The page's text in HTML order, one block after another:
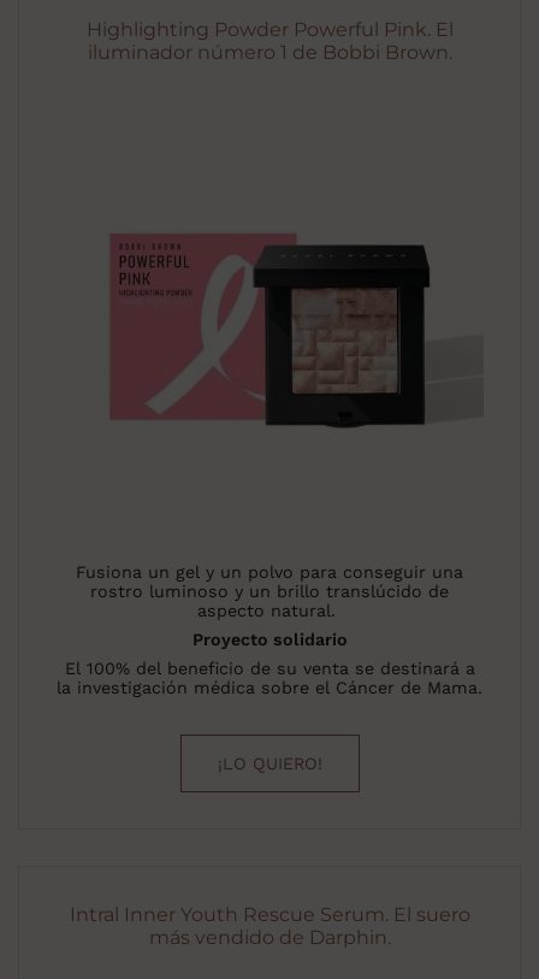
Highlighting Powder Powerful Pink. El
iluminador número 1 de Bobbi Brown.
Fusiona un gel y un polvo para conseguir una
rostro luminoso y un brillo translúcido de
aspecto natural.
Proyecto solidario
El 100% del beneficio de su venta se destinará a
la investigación médica sobre el Cáncer de Mama.
¡LO QUIERO!
Intral Inner Youth Rescue Serum. El suero
más vendido de Darphin.